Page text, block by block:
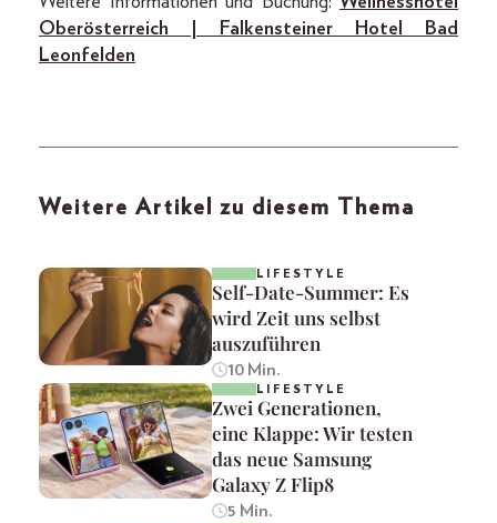
Oberösterreich | Falkensteiner Hotel Bad
Leonfelden
Weitere Artikel zu diesem Thema
LIFESTYLE
Self-Date-Summer: Es
wird Zeit uns selbst
auszuführen
10 Min.
LIFESTYLE
Zwei Generationen,
eine Klappe: Wir testen
das neue Samsung
Galaxy Z Flip8
5 Min.